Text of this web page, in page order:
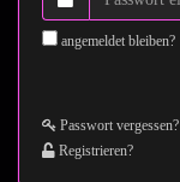
angemeldet bleiben?
Passwort vergessen?
Registrieren?